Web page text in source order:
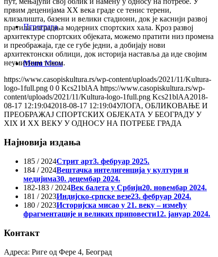
Птретрага
Menu Menu
првим деценијама XX века граде се тенис терени,
клизалишта, базени и велики стадиони, док је каснији развој
пратила изградња модерних спортских хала. Кроз развој
архитектуре спортских објеката, можемо пратити низ промена
и преображаја, где се губе једни, а добијају нови
архитектонски облици, док историја наставља да иде својим
неумитним током.
https://www.casopiskultura.rs/wp-content/uploads/2021/11/Kultura-
logo-1full.png 0 0 Kcs21blAA https://www.casopiskultura.rs/wp-
content/uploads/2021/11/Kultura-logo-1full.png Kcs21blAA2018-
08-17 12:19:042018-08-17 12:19:04УЛОГА, ОБЛИКОВАЊЕ И
ПРЕОБРАЖАЈ СПОРТСКИХ ОБЈЕКАТА У БЕОГРАДУ У
XIX И XX ВЕКУ У ОДНОСУ НА ПОТРЕБЕ ГРАДА
Најновија издања
185 / 2024Стрит арт3. фебруар 2025.
184 / 2024Вештачка интелигенција у култури и
медијима30. децембар 2024.
182-183 / 2024Век балета у Србији20. новембар 2024.
181 / 2023Индијско-српске везе23. фебруар 2024.
180 / 2023Историјска мисао у 21. веку – између
фрагментације и великих приповести12. јануар 2024.
Контакт
Адреса: Риге од Фере 4, Београд